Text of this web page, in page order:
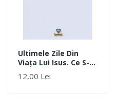
Ultimele Zile Din
Viaţa Lui Isus. Ce S-A
Întâmplat Cu
Adevărat
12,00 Lei